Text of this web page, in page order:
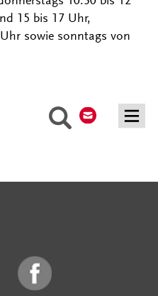
Suche
15 bis 17 Uhr,
sowie sonntags von